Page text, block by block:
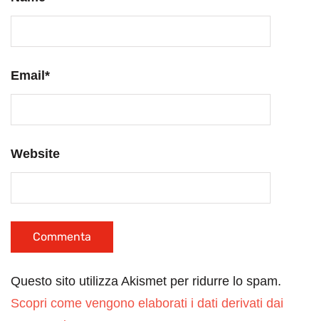
Email *
Website
Questo sito utilizza Akismet per ridurre lo spam.
Scopri come vengono elaborati i dati derivati dai